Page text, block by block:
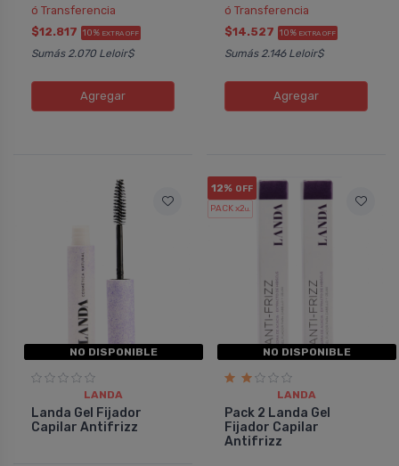
ó Transferencia
$12.817 10% EXTRA OFF
Sumás 2.070 Leloir$
Agregar
ó Transferencia
$14.527 10% EXTRA OFF
Sumás 2.146 Leloir$
Agregar
NO DISPONIBLE
LANDA
Landa Gel Fijador
Capilar Antifrizz
12% OFF
PACK x2u.
NO DISPONIBLE
LANDA
Pack 2 Landa Gel
Fijador Capilar
Antifrizz